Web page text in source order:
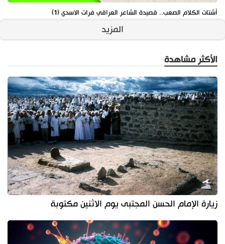
أشتات الكلام الصعب.. قصيدة الشاعر العراقي فرات الاسدي (1)
المزيد
الأكثر مشاهدة
زيارة الإمام الحسن المجتبى يوم الاثنين مكتوبة